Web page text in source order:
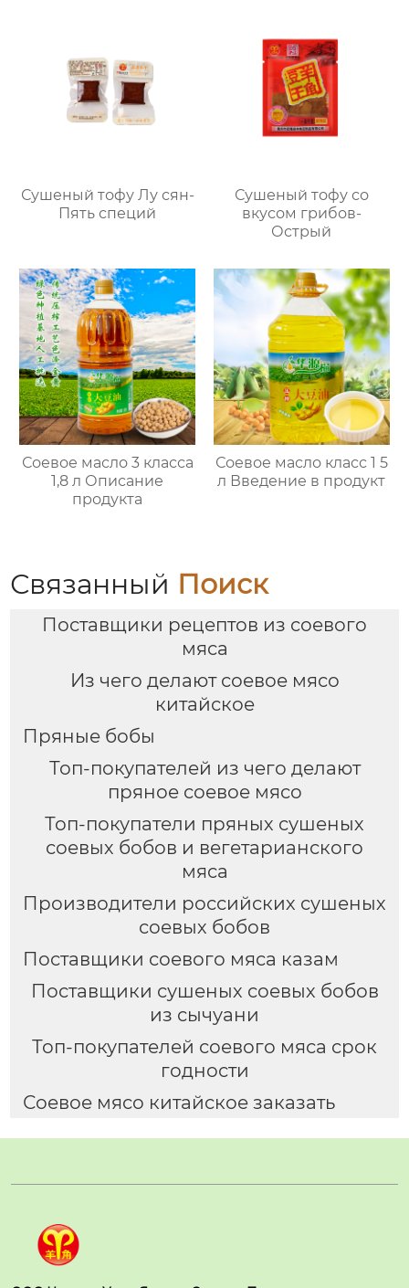
Сушеный тофу Лу сян-
Пять специй
Сушеный тофу со
вкусом грибов-
Острый
Соевое масло 3 класса
1,8 л Описание
продукта
Соевое масло класс 1 5
л Введение в продукт
Связанный Поиск
Поставщики рецептов из соевого
мяса
Из чего делают соевое мясо
китайское
Пряные бобы
Топ-покупателей из чего делают
пряное соевое мясо
Топ-покупатели пряных сушеных
соевых бобов и вегетарианского
мяса
Производители российских сушеных
соевых бобов
Поставщики соевого мяса казам
Поставщики сушеных соевых бобов
из сычуани
Топ-покупателей соевого мяса срок
годности
Соевое мясо китайское заказать